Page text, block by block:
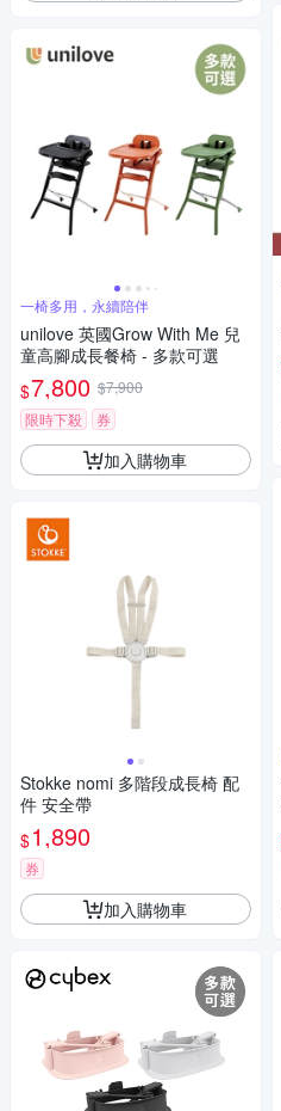
一椅多用，永續陪伴
unilove 英國Grow With Me 兒
童高腳成長餐椅 - 多款可選
$7,800 $7,900
限時下殺
券
加入購物車
Stokke nomi 多階段成長椅 配
件 安全帶
$1,890
券
加入購物車